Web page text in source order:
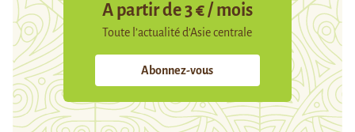
A partir de 3 € / mois
Toute l’actualité d’Asie centrale
Abonnez-vous